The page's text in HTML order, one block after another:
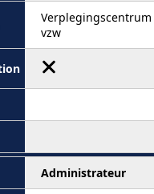
Verplegingscentrum
vzw
Administrateur